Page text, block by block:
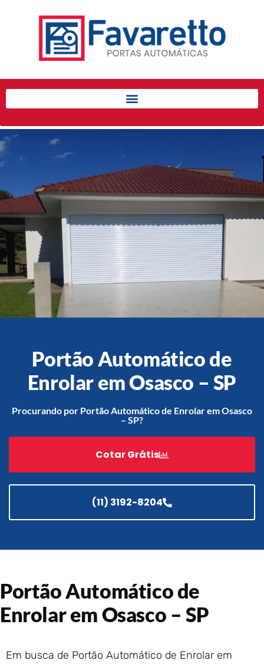
Início
Porta de Enrolar Automática
Automatizadores
Acessórios Para Portas de
Pintura eletrostática
Portfólio
Contato
Acessórios
Enrolar em Teresópolis – RJ
Portão de Garagem de
Enrolar em São Pedro da
Aldeia – RJ
Portão de Garagem de
Enrolar em São Gonçalo – RJ
Enrolar em Rio das Ostras –
Enrolar em Queimados – RJ
Portão de Garagem de
Enrolar em Petrópolis – RJ
Portão Automático de
Enrolar em Osasco – SP
Procurando por Portão Automático de Enrolar em Osasco
– SP?
Cotar Grátis
(11) 3192-8204
Portão Automático de
Enrolar em Osasco – SP
Em busca de Portão Automático de Enrolar em